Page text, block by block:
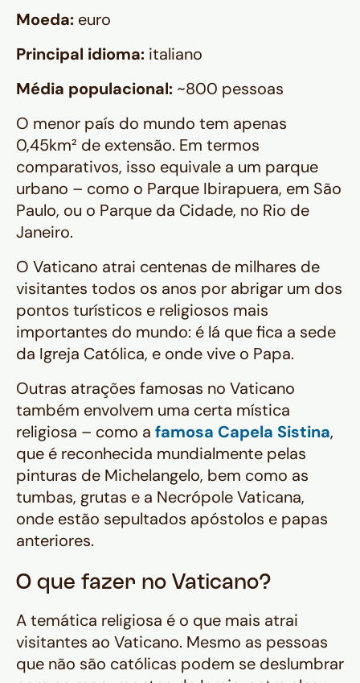
Moeda: euro
Principal idioma: italiano
Média populacional: ~800 pessoas
O menor país do mundo tem apenas
0,45km² de extensão. Em termos
comparativos, isso equivale a um parque
urbano – como o Parque Ibirapuera, em São
Paulo, ou o Parque da Cidade, no Rio de
Janeiro.
O Vaticano atrai centenas de milhares de
visitantes todos os anos por abrigar um dos
pontos turísticos e religiosos mais
importantes do mundo: é lá que fica a sede
da Igreja Católica, e onde vive o Papa.
Outras atrações famosas no Vaticano
também envolvem uma certa mística
religiosa – como a famosa Capela Sistina,
que é reconhecida mundialmente pelas
pinturas de Michelangelo, bem como as
tumbas, grutas e a Necrópole Vaticana,
onde estão sepultados apóstolos e papas
anteriores.
O que fazer no Vaticano?
A temática religiosa é o que mais atrai
visitantes ao Vaticano. Mesmo as pessoas
que não são católicas podem se deslumbrar